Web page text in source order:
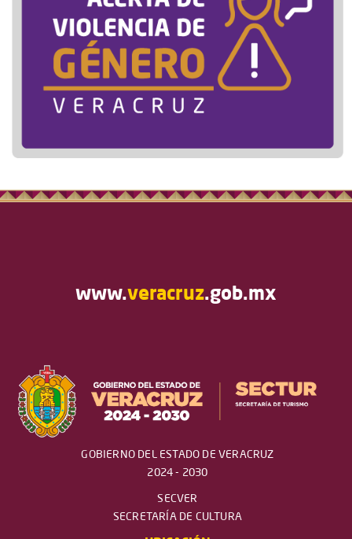
www.veracruz.gob.mx
GOBIERNO DEL ESTADO DE VERACRUZ
2024 - 2030
SECVER
SECRETARÍA DE CULTURA